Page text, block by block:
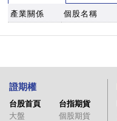
產業關係 個股名稱
證期權
台股首頁
大盤
台指期貨
個股期貨